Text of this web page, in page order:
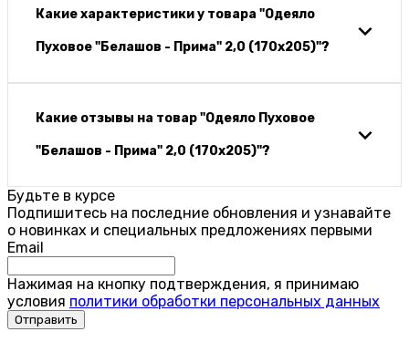
Какие характеристики у товара "Одеяло
Пуховое "Белашов - Прима" 2,0 (170х205)"?
Какие отзывы на товар "Одеяло Пуховое
"Белашов - Прима" 2,0 (170х205)"?
Будьте в курсе
Подпишитесь на последние обновления и узнавайте
о новинках и специальных предложениях первыми
Email
Нажимая на кнопку подтверждения, я принимаю
условия политики обработки персональных данных